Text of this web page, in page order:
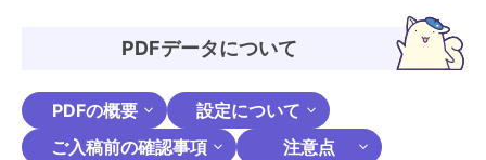
PDFデータについて
PDFの概要
設定について
ご入稿前の確認事項
注意点